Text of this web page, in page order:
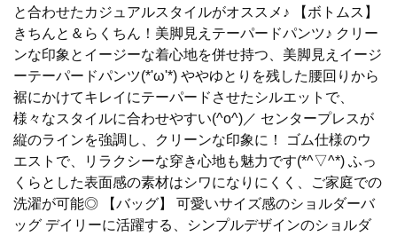
と合わせたカジュアルスタイルがオススメ♪ 【ボトムス】
きちんと＆らくちん！美脚見えテーパードパンツ♪ クリー
ンな印象とイージーな着心地を併せ持つ、美脚見えイージ
ーテーパードパンツ(*'ω'*) ややゆとりを残した腰回りから
裾にかけてキレイにテーパードさせたシルエットで、
様々なスタイルに合わせやすい(^o^)／ センタープレスが
縦のラインを強調し、クリーンな印象に！ ゴム仕様のウ
エストで、リラクシーな穿き心地も魅力です(*^▽^*) ふっ
くらとした表面感の素材はシワになりにくく、ご家庭での
洗濯が可能◎ 【バッグ】 可愛いサイズ感のショルダーバ
ッグ デイリーに活躍する、シンプルデザインのショルダ